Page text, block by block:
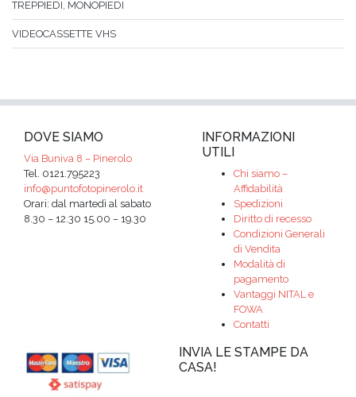
TREPPIEDI, MONOPIEDI
VIDEOCASSETTE VHS
DOVE SIAMO
Via Buniva 8 – Pinerolo
Tel. 0121.795223
info@puntofotopinerolo.it
Orari: dal martedì al sabato
8.30 – 12.30 15.00 – 19.30
INFORMAZIONI
UTILI
Chi siamo –
Affidabilità
Spedizioni
Diritto di recesso
Condizioni Generali
di Vendita
Modalità di
pagamento
Vantaggi NITAL e
FOWA
Contatti
INVIA LE STAMPE DA
CASA!